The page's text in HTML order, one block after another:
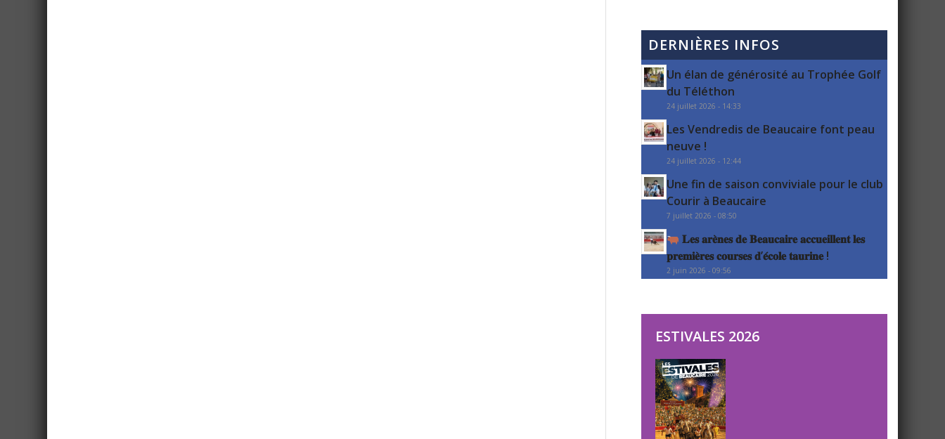
DERNIÈRES INFOS
Un élan de générosité au Trophée Golf
du Téléthon
24 juillet 2026 - 14:33
Les Vendredis de Beaucaire font peau
neuve !
24 juillet 2026 - 12:44
Une fin de saison conviviale pour le club
Courir à Beaucaire
7 juillet 2026 - 08:50
𝐋𝐞𝐬 𝐚𝐫𝐞̀𝐧𝐞𝐬 𝐝𝐞 𝐁𝐞𝐚𝐮𝐜𝐚𝐢𝐫𝐞 𝐚𝐜𝐜𝐮𝐞𝐢𝐥𝐥𝐞𝐧𝐭 𝐥𝐞𝐬
𝐩𝐫𝐞𝐦𝐢𝐞̀𝐫𝐞𝐬 𝐜𝐨𝐮𝐫𝐬𝐞𝐬 𝐝’𝐞́𝐜𝐨𝐥𝐞 𝐭𝐚𝐮𝐫𝐢𝐧𝐞 !
2 juin 2026 - 09:56
ESTIVALES 2026